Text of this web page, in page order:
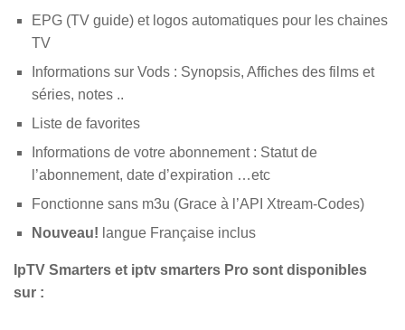
EPG (TV guide) et logos automatiques pour les chaines
TV
Informations sur Vods : Synopsis, Affiches des films et
séries, notes ..
Liste de favorites
Informations de votre abonnement : Statut de
l’abonnement, date d’expiration …etc
Fonctionne sans m3u (Grace à l’API Xtream-Codes)
Nouveau! langue Française inclus
IpTV Smarters et iptv smarters Pro sont disponibles
sur :